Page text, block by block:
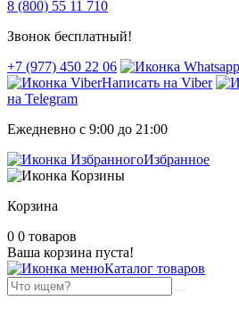
8 (800) 55 11 710
Звонок бесплатный!
+7 (977) 450 22 06
Написать на Viber
на Telegram
Ежедневно с 9:00 до 21:00
Избранное
Корзина
0 0 товаров
Ваша корзина пуста!
Каталог товаров